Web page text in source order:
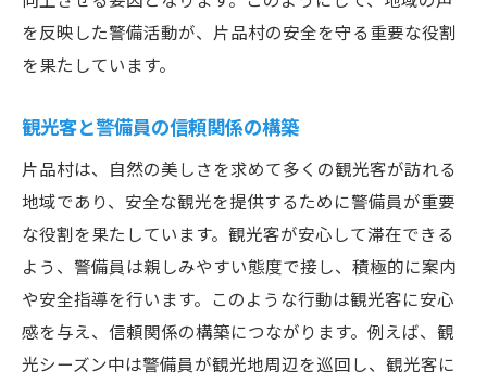
を反映した警備活動が、片品村の安全を守る重要な役割
を果たしています。
観光客と警備員の信頼関係の構築
片品村は、自然の美しさを求めて多くの観光客が訪れる
地域であり、安全な観光を提供するために警備員が重要
な役割を果たしています。観光客が安心して滞在できる
よう、警備員は親しみやすい態度で接し、積極的に案内
や安全指導を行います。このような行動は観光客に安心
感を与え、信頼関係の構築につながります。例えば、観
光シーズン中は警備員が観光地周辺を巡回し、観光客に